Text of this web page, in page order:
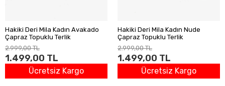
Hakiki Deri Mila Kadın Avakado
Çapraz Topuklu Terlik
2.999,00 TL
1.499,00 TL
Ücretsiz Kargo
Hakiki Deri Mila Kadın Nude
Çapraz Topuklu Terlik
2.999,00 TL
1.499,00 TL
Ücretsiz Kargo